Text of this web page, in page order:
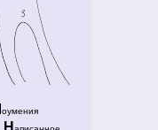
оумения
Н